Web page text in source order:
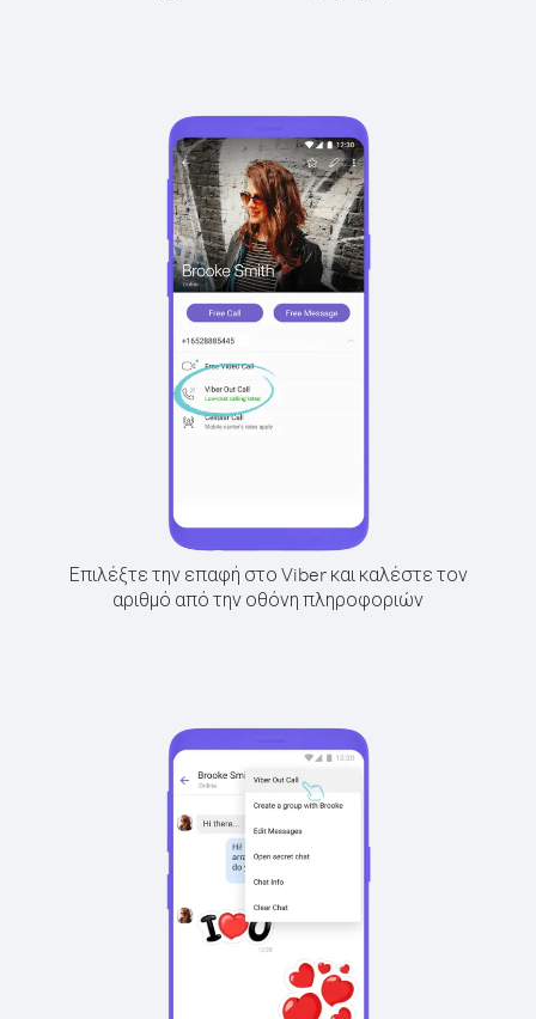
Επιλέξτε την επαφή στο Viber και καλέστε τον
αριθμό από την οθόνη πληροφοριών